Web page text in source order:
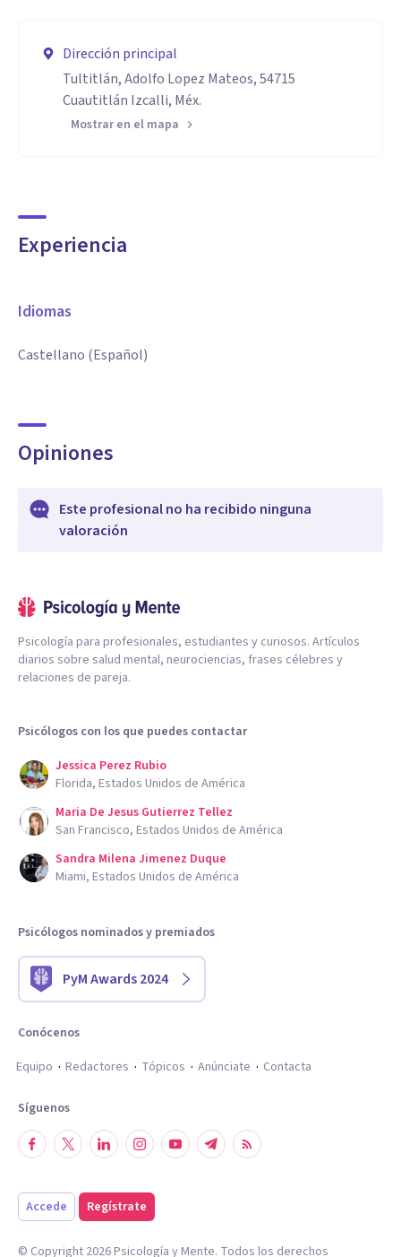
Dirección principal
Tultitlán, Adolfo Lopez Mateos, 54715
Cuautitlán Izcalli, Méx.
Mostrar en el mapa
Experiencia
Idiomas
Castellano (Español)
Opiniones
Este profesional no ha recibido ninguna
valoración
Psicología para profesionales, estudiantes y curiosos. Artículos
diarios sobre salud mental, neurociencias, frases célebres y
relaciones de pareja.
Psicólogos con los que puedes contactar
Jessica Perez Rubio
Florida, Estados Unidos de América
Maria De Jesus Gutierrez Tellez
San Francisco, Estados Unidos de América
Sandra Milena Jimenez Duque
Miami, Estados Unidos de América
Psicólogos nominados y premiados
PyM Awards 2024
Conócenos
Equipo
Redactores Tópicos Anúnciate Contacta
Síguenos
Accede Regístrate
© Copyright 2026Psicología y Mente. Todos los derechos